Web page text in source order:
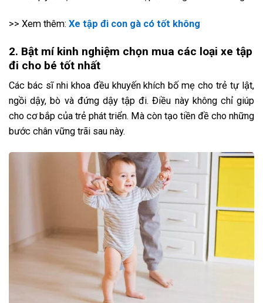
>> Xem thêm: Xe tập đi con gà có tốt không
2. Bật mí kinh nghiệm chọn mua các loại xe tập
đi cho bé tốt nhất
Các bác sĩ nhi khoa đều khuyến khích bố mẹ cho trẻ tự lật,
ngồi dậy, bò và đứng dậy tập đi. Điều này không chỉ giúp
cho cơ bắp của trẻ phát triển. Mà còn tạo tiền đề cho những
bước chân vững trãi sau này.